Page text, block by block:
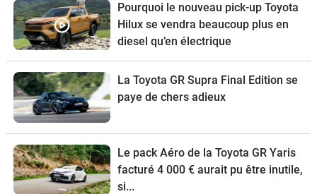
Pourquoi le nouveau pick-up Toyota
Hilux se vendra beaucoup plus en
diesel qu’en électrique
La Toyota GR Supra Final Edition se
paye de chers adieux
Le pack Aéro de la Toyota GR Yaris
facturé 4 000 € aurait pu être inutile,
si...